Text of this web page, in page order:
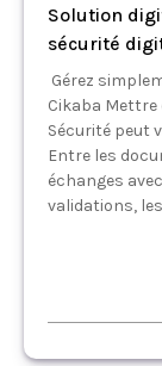
Solution
sécurité
Gérez
Cikaba Mettre
Sécurité peut
Entre les
échanges
validations, les